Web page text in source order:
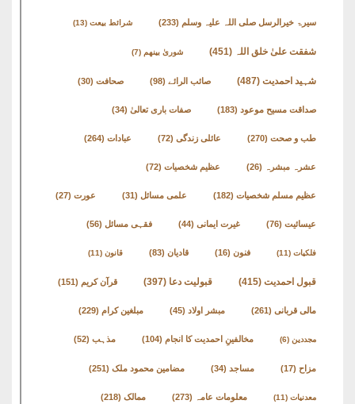
سیرۃ خیرالرسل صلی اللہ علیہ وسلم (233) شرائط بیعت (13)
شفقت علیٰ خلق اللہ (451) شوریٰ بینھم (7)
شہید احمدیت (487) صائب الرائے (98) صحافت (30)
صداقت مسیح موعود (183) صفات باری تعالیٰ (34)
طب و صحت (270) عائلی زندگی (72) عبادات (264)
عشرہ مبشرہ (26) عظیم شخصیات (72)
عظیم مسلم شخصیات (182) علمی مسائل (31) عورت (27)
عیسائیت (76) غیرت ایمانی (44) فقہی مسائل (56)
فلکیات (11) فنون (16) قادیان (83) قانون (11)
قبول احمدیت (415) قبولیت دعا (397) قرآن کریم (151)
مالی قربانی (261) مبشر اولاد (45) مبلغین کرام (229)
مجددین (6) مخالفینِ احمدیت کا انجام (104) مذہب (52)
مزاح (17) مساجد (34) مضامین محمود ملک (251)
معدنیات (11) معلومات عامہ (273) ممالک (218)